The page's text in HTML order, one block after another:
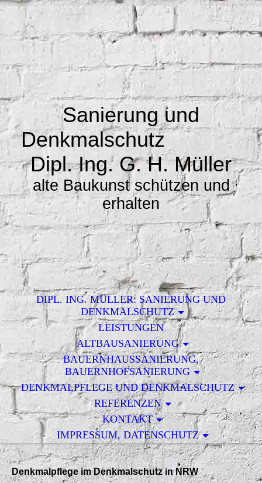
Sanierung und
Denkmalschutz
Dipl. Ing. G. H. Müller
alte Baukunst schützen und
erhalten
DIPL. ING. MÜLLER: SANIERUNG UND
DENKMALSCHUTZ
LEISTUNGEN
ALTBAUSANIERUNG
BAUERNHAUSSANIERUNG,
BAUERNHOFSANIERUNG
DENKMALPFLEGE UND DENKMALSCHUTZ
REFERENZEN
KONTAKT
IMPRESSUM, DATENSCHUTZ
Denkmalpflege im Denkmalschutz in NRW